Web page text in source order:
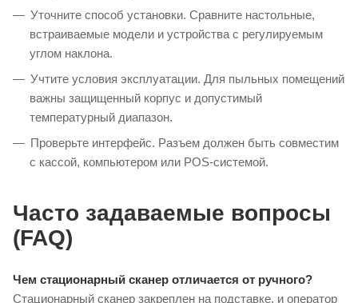
Уточните способ установки. Сравните настольные,
встраиваемые модели и устройства с регулируемым
углом наклона.
Учтите условия эксплуатации. Для пыльных помещений
важны защищенный корпус и допустимый
температурный диапазон.
Проверьте интерфейс. Разъем должен быть совместим
с кассой, компьютером или POS-системой.
Часто задаваемые вопросы
(FAQ)
Чем стационарный сканер отличается от ручного?
Стационарный сканер закреплен на подставке, и оператор